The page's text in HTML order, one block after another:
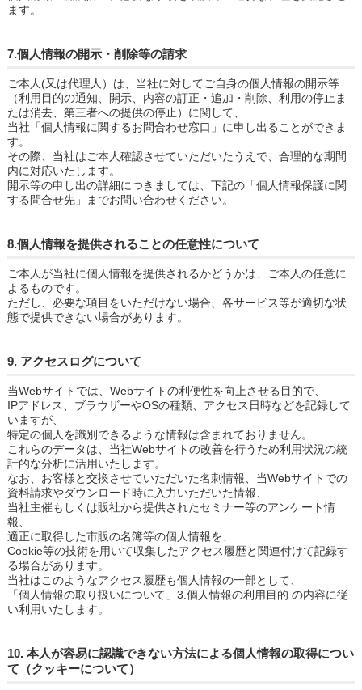
ます。
7.個人情報の開示・削除等の請求
ご本人(又は代理人）は、当社に対してご自身の個人情報の開示等
（利用目的の通知、開示、内容の訂正・追加・削除、利用の停止ま
たは消去、第三者への提供の停止）に関して、
当社「個人情報に関するお問合わせ窓口」に申し出ることができま
す。
その際、当社はご本人確認させていただいたうえで、合理的な期間
内に対応いたします。
開示等の申し出の詳細につきましては、下記の「個人情報保護に関
する問合せ先」までお問い合わせください。
8.個人情報を提供されることの任意性について
ご本人が当社に個人情報を提供されるかどうかは、ご本人の任意に
よるものです。
ただし、必要な項目をいただけない場合、各サービス等が適切な状
態で提供できない場合があります。
9. アクセスログについて
当Webサイトでは、Webサイトの利便性を向上させる目的で、
IPアドレス、ブラウザーやOSの種類、アクセス日時などを記録して
いますが、
特定の個人を識別できるような情報は含まれておりません。
これらのデータは、当社Webサイトの改善を行うため利用状況の統
計的な分析に活用いたします。
なお、お客様と交換させていただいた名刺情報、当Webサイトでの
資料請求やダウンロード時に入力いただいた情報、
当社主催もしくは販社から提供されたセミナー等のアンケート情
報、
適正に取得した市販の名簿等の個人情報を、
Cookie等の技術を用いて収集したアクセス履歴と関連付けて記録す
る場合があります。
当社はこのようなアクセス履歴も個人情報の一部として、
「個人情報の取り扱いについて」3.個人情報の利用目的 の内容に従
い利用いたします。
10. 本人が容易に認識できない方法による個人情報の取得につい
て（クッキーについて）